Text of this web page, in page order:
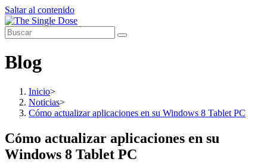
Saltar al contenido
Blog
Inicio>
Noticias>
Cómo actualizar aplicaciones en su Windows 8 Tablet PC
Cómo actualizar aplicaciones en su
Windows 8 Tablet PC